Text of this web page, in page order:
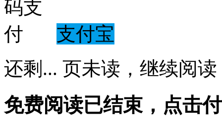
支付宝
还剩 ... 页未读， 继续阅读
免费阅读已结束，点击